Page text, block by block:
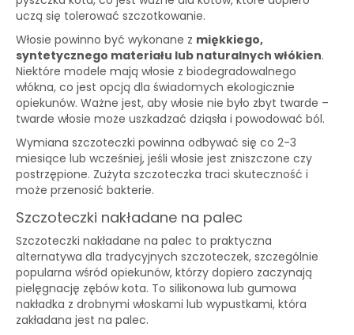
uczą się tolerować szczotkowanie.
Włosie powinno być wykonane z miękkiego,
syntetycznego materiału lub naturalnych włókien.
Niektóre modele mają włosie z biodegradowalnego
włókna, co jest opcją dla świadomych ekologicznie
opiekunów. Ważne jest, aby włosie nie było zbyt twarde –
twarde włosie może uszkadzać dziąsła i powodować ból.
Wymiana szczoteczki powinna odbywać się co 2-3
miesiące lub wcześniej, jeśli włosie jest zniszczone czy
postrzępione. Zużyta szczoteczka traci skuteczność i
może przenosić bakterie.
Szczoteczki nakładane na palec
Szczoteczki nakładane na palec to praktyczna
alternatywa dla tradycyjnych szczoteczek, szczególnie
popularna wśród opiekunów, którzy dopiero zaczynają
pielęgnację zębów kota. To silikonowa lub gumowa
nakładka z drobnymi włoskami lub wypustkami, która
zakładana jest na palec.